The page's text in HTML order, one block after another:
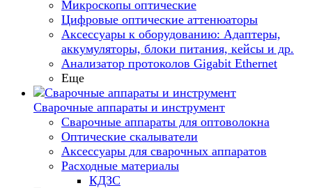
Микроскопы оптические
Цифровые оптические аттенюаторы
Аксессуары к оборудованию: Адаптеры,
аккумуляторы, блоки питания, кейсы и др.
Анализатор протоколов Gigabit Ethernet
Еще
Сварочные аппараты и инструмент
Сварочные аппараты для оптоволокна
Оптические скалыватели
Аксессуары для сварочных аппаратов
Расходные материалы
КДЗС